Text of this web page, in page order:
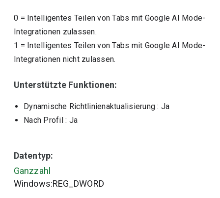
0 = Intelligentes Teilen von Tabs mit Google AI Mode-
Integrationen zulassen.
1 = Intelligentes Teilen von Tabs mit Google AI Mode-
Integrationen nicht zulassen.
Unterstützte Funktionen:
Dynamische Richtlinienaktualisierung : Ja
Nach Profil : Ja
Datentyp:
Ganzzahl
Windows:REG_DWORD